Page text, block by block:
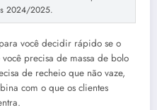
2024/2025.
você decidir rápido se o
precisa de massa de bolo
de recheio que não vaze,
com o que os clientes